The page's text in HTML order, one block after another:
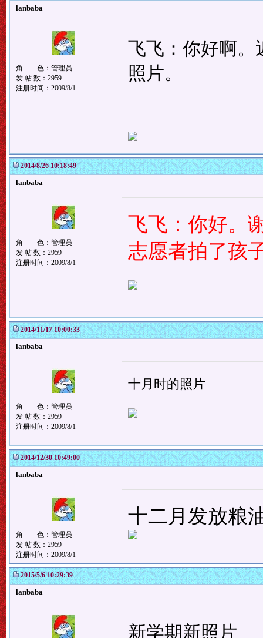
lanbaba
角 色：管理员
发 帖 数：2959
注册时间：2009/8/1
飞飞：你好啊。
照片。
2014/8/26 10:18:49
lanbaba
角 色：管理员
发 帖 数：2959
注册时间：2009/8/1
飞飞：你好。
志愿者拍了孩
2014/11/17 10:00:33
lanbaba
角 色：管理员
发 帖 数：2959
注册时间：2009/8/1
十月时的照片
2014/12/30 10:49:00
lanbaba
角 色：管理员
发 帖 数：2959
注册时间：2009/8/1
十二月发放粮
2015/5/6 10:29:39
lanbaba
新学期新照片